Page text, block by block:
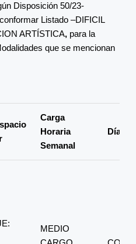
Disposición 50/23-
Listado –DIFICIL
ARTÍSTICA, para la
que se mencionan
Carga
Horaria
Semanal
Días y
MEDIO